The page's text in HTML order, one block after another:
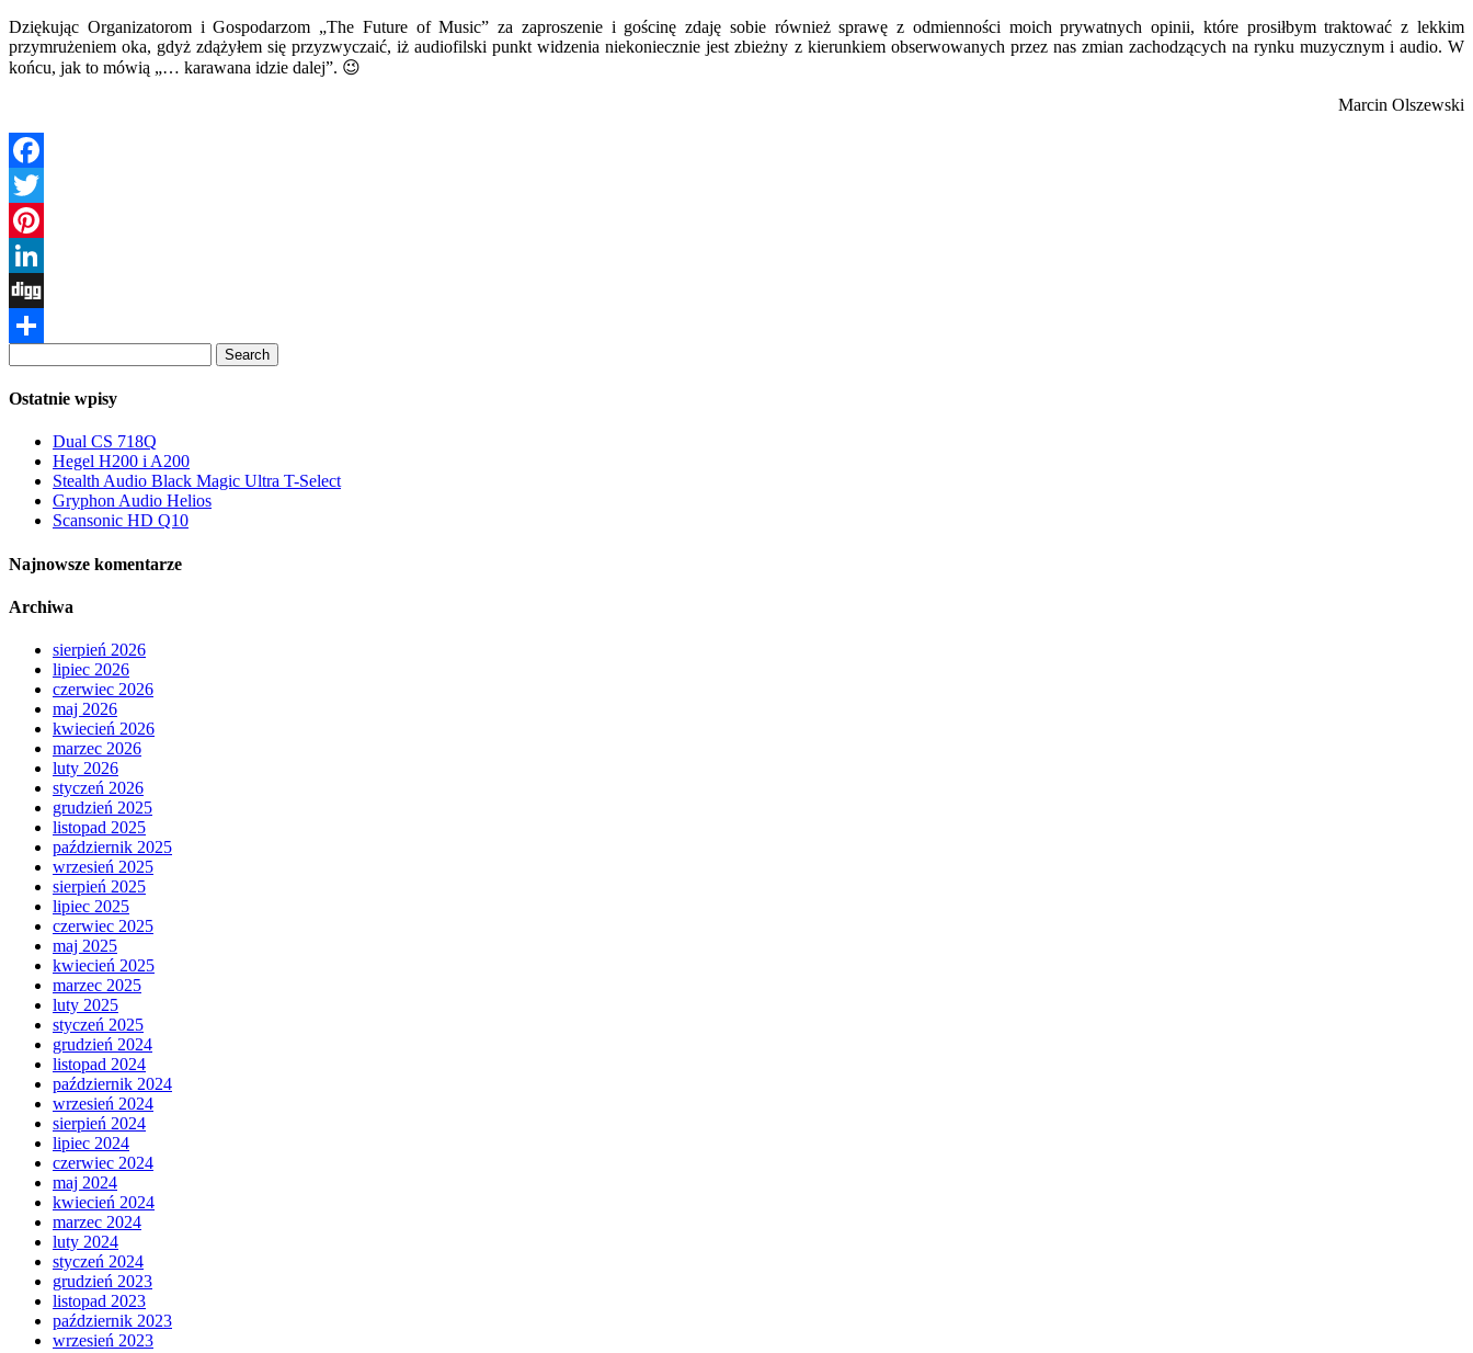
Dziękując Organizatorom i Gospodarzom „The Future of Music” za zaproszenie i gościnę zdaję sobie również sprawę z odmienności moich prywatnych opinii, które prosiłbym traktować z lekkim
przymrużeniem oka, gdyż zdążyłem się przyzwyczaić, iż audiofilski punkt widzenia niekoniecznie jest zbieżny z kierunkiem obserwowanych przez nas zmian zachodzących na rynku muzycznym i audio. W
końcu, jak to mówią „… karawana idzie dalej”. 😉
Marcin Olszewski
Facebook
Twitter
Pinterest
LinkedIn
Digg
Ostatnie wpisy
Dual CS 718Q
Hegel H200 i A200
Stealth Audio Black Magic Ultra T-Select
Gryphon Audio Helios
Scansonic HD Q10
Najnowsze komentarze
Archiwa
sierpień 2026
lipiec 2026
czerwiec 2026
maj 2026
kwiecień 2026
marzec 2026
luty 2026
styczeń 2026
grudzień 2025
listopad 2025
październik 2025
wrzesień 2025
sierpień 2025
lipiec 2025
czerwiec 2025
maj 2025
kwiecień 2025
marzec 2025
luty 2025
styczeń 2025
grudzień 2024
listopad 2024
październik 2024
wrzesień 2024
sierpień 2024
lipiec 2024
czerwiec 2024
maj 2024
kwiecień 2024
marzec 2024
luty 2024
styczeń 2024
grudzień 2023
listopad 2023
październik 2023
wrzesień 2023